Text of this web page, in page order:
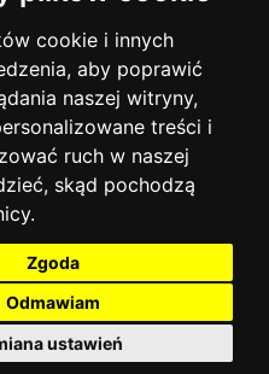
cookie i innych
aby poprawić
naszej witryny,
treści i
ruch w naszej
skąd pochodzą
Zgoda
Odmawiam
ustawień
32C
35 b
15